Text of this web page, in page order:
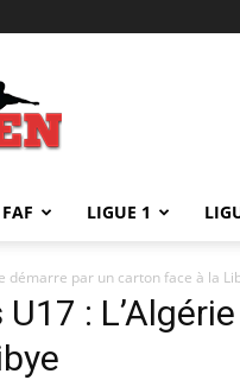
FAF LIGUE 1
démarre par un carton face à la
: